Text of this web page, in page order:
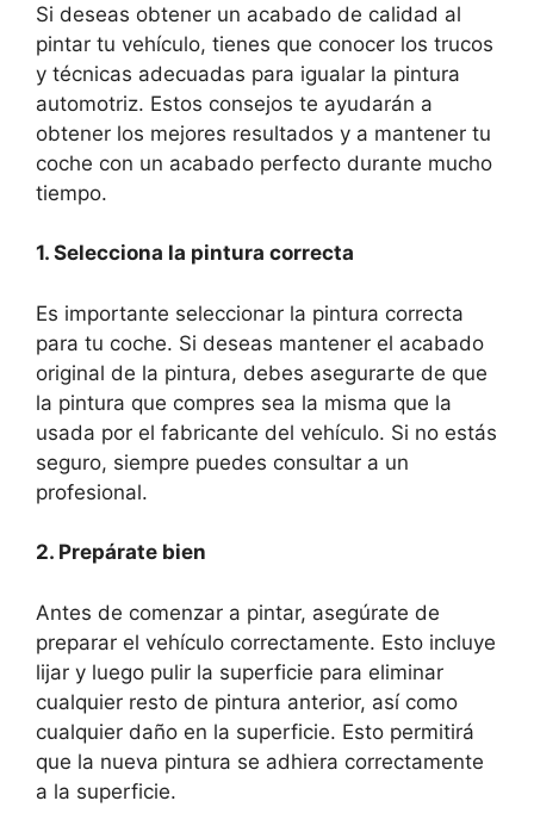
Si deseas obtener un acabado de calidad al
pintar tu vehículo, tienes que conocer los trucos
y técnicas adecuadas para igualar la pintura
automotriz. Estos consejos te ayudarán a
obtener los mejores resultados y a mantener tu
coche con un acabado perfecto durante mucho
tiempo.
1. Selecciona la pintura correcta
Es importante seleccionar la pintura correcta
para tu coche. Si deseas mantener el acabado
original de la pintura, debes asegurarte de que
la pintura que compres sea la misma que la
usada por el fabricante del vehículo. Si no estás
seguro, siempre puedes consultar a un
profesional.
2. Prepárate bien
Antes de comenzar a pintar, asegúrate de
preparar el vehículo correctamente. Esto incluye
lijar y luego pulir la superficie para eliminar
cualquier resto de pintura anterior, así como
cualquier daño en la superficie. Esto permitirá
que la nueva pintura se adhiera correctamente
a la superficie.